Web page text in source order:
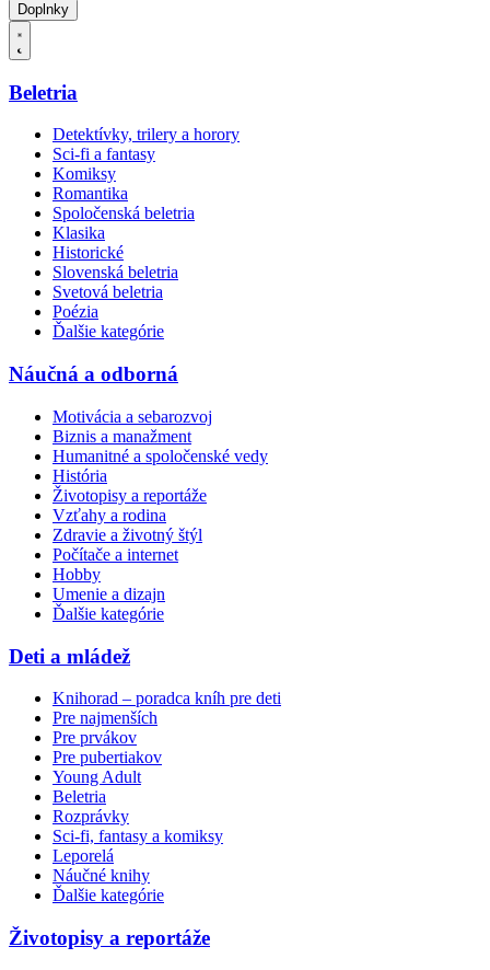
Doplnky
Beletria
Detektívky, trilery a horory
Sci-fi a fantasy
Komiksy
Romantika
Spoločenská beletria
Klasika
Historické
Slovenská beletria
Svetová beletria
Poézia
Ďalšie kategórie
Náučná a odborná
Motivácia a sebarozvoj
Biznis a manažment
Humanitné a spoločenské vedy
História
Životopisy a reportáže
Vzťahy a rodina
Zdravie a životný štýl
Počítače a internet
Hobby
Umenie a dizajn
Ďalšie kategórie
Deti a mládež
Knihorad – poradca kníh pre deti
Pre najmenších
Pre prvákov
Pre pubertiakov
Young Adult
Beletria
Rozprávky
Sci-fi, fantasy a komiksy
Leporelá
Náučné knihy
Ďalšie kategórie
Životopisy a reportáže